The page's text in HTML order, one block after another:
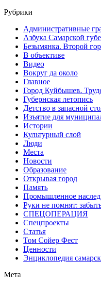
Рубрики
Административные
Азбука Самарской
Безымянка. Второй
В объективе
Видео
Вокруг да около
Главное
Город Куйбышев.
Губернская летопись
Детство в запасной
Изъятие для
Истории
Культурный слой
Люди
Места
Новости
Образование
Открывая город
Память
Промышленное
Руки не помнят:
СПЕЦОПЕРАЦИЯ
Спецпроекты
Статья
Том Сойер Фест
Ценности
Энциклопедия
Мета